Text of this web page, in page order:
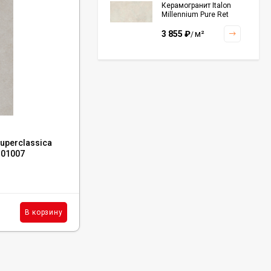
В корзину
Керамогранит Italon
Millennium Pure Ret
3 855 ₽/м²